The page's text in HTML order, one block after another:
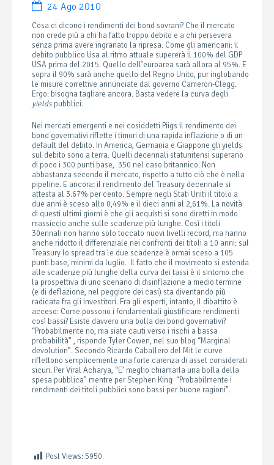
24 Ago 2010
Cosa ci dicono i rendimenti dei bond sovrani? Che il mercato
non crede più a chi ha fatto troppo debito e a chi persevera
senza prima avere ingranato la ripresa. Come gli americani: il
debito pubblico Usa al ritmo attuale supererà il 100% del GDP
USA prima del 2015. Quello dell’euroarea sarà allora al 95%. E
sopra il 90% sarà anche quello del Regno Unito, pur inglobando
le misure correttive annunciate dal governo Cameron-Clegg.
Ergo: bisogna tagliare ancora. Basta vedere la curva degli
yields pubblici.
Nei mercati emergenti e nei cosiddetti Piigs il rendimento dei
bond governativi riflette i timori di una rapida inflazione o di un
default del debito. In America, Germania e Giappone gli yields
sul debito sono a terra. Quelli decennali statunitensi superano
di poco i 300 punti base, 350 nel caso britannico. Non
abbastanza secondo il mercato, rispetto a tutto ciò che è nella
pipeline. E ancora: il rendimento del Treasury decennale si
attesta al 3.67% per cento. Sempre negli Stati Uniti il titolo a
due anni è sceso allo 0,49% e il dieci anni al 2,61%. La novità
di questi ultimi giorni è che gli acquisti si sono diretti in modo
massiccio anche sulle scadenze più lunghe. Così i titoli
30ennali non hanno solo toccato nuovi livelli record, ma hanno
anche ridotto il differenziale nei confronti dei titoli a 10 anni: sul
Treasury lo spread tra le due scadenze è ormai sceso a 105
punti base, minimi da luglio. Il fatto che il movimento si estenda
alle scadenze più lunghe della curva dei tassi è il sintomo che
la prospettiva di uno scenario di disinflazione a medio termine
(e di deflazione, nel peggiore dei casi) sta diventando più
radicata fra gli investitori. Fra gli esperti, intanto, il dibattito è
acceso: Come possono i fondamentali giustificare rendimenti
così bassi? Esiste davvero una bolla dei bond governativi?
“Probabilmente no, ma siate cauti verso i rischi a bassa
probabilità” , risponde Tyler Cowen, nel suo blog “Marginal
devolution”. Secondo Ricardo Caballero del Mit le curve
riflettono semplicemente una forte carenza di asset considerati
sicuri. Per Viral Acharya, “E’ meglio chiamarla una bolla della
spesa pubblica” mentre per Stephen King “Probabilmente i
rendimenti dei titoli pubblici sono bassi per buone ragioni”.
Post Views: 5950